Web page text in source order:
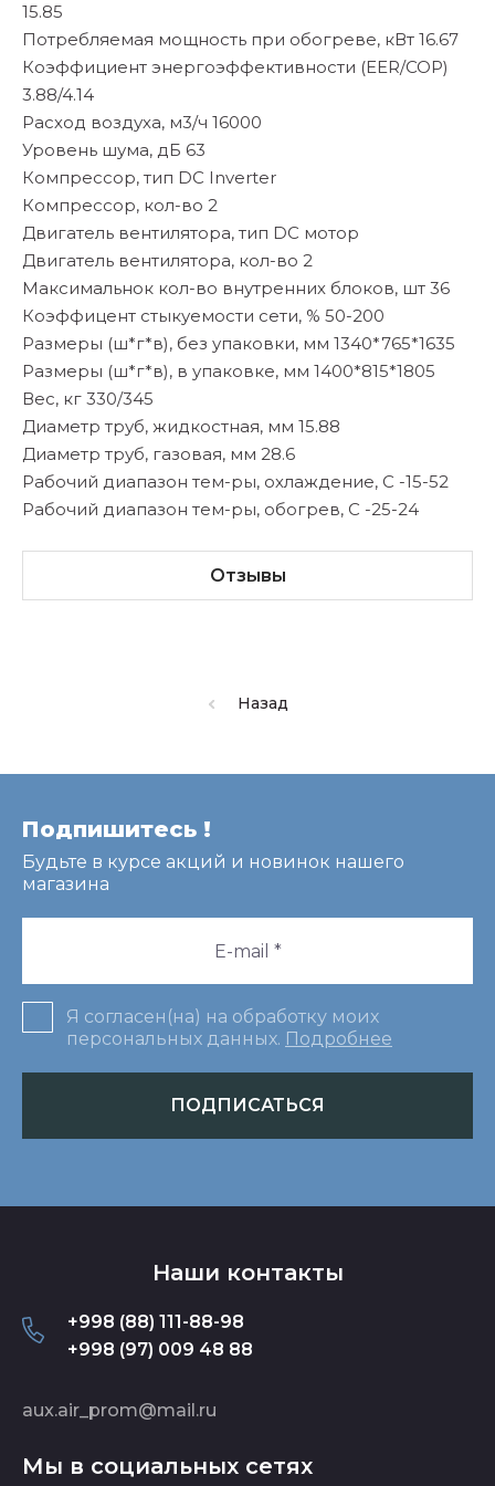
15.85
Потребляемая мощность при обогреве, кВт 16.67
Коэффициент энергоэффективности (EER/COP)
3.88/4.14
Расход воздуха, м3/ч 16000
Уровень шума, дБ 63
Компрессор, тип DC Inverter
Компрессор, кол-во 2
Двигатель вентилятора, тип DC мотор
Двигатель вентилятора, кол-во 2
Максимальнок кол-во внутренних блоков, шт 36
Коэффицент стыкуемости сети, % 50-200
Размеры (ш*г*в), без упаковки, мм 1340*765*1635
Размеры (ш*г*в), в упаковке, мм 1400*815*1805
Вес, кг 330/345
Диаметр труб, жидкостная, мм 15.88
Диаметр труб, газовая, мм 28.6
Рабочий диапазон тем-ры, охлаждение, С -15-52
Рабочий диапазон тем-ры, обогрев, С -25-24
Отзывы
Назад
Подпишитесь !
Будьте в курсе акций и новинок нашего
магазина
Я согласен(на) на обработку моих
персональных данных. Подробнее
ПОДПИСАТЬСЯ
Наши контакты
+998 (88) 111-88-98
+998 (97) 009 48 88
aux.air_prom@mail.ru
Мы в социальных сетях